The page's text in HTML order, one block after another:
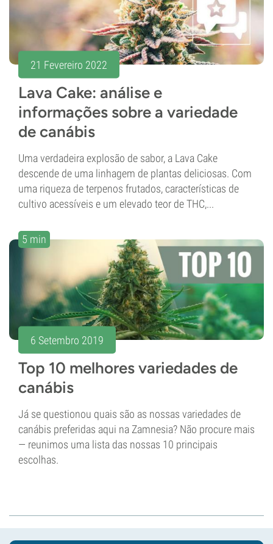
21 Fevereiro 2022
Lava Cake: análise e
informações sobre a variedade
de canábis
Uma verdadeira explosão de sabor, a Lava Cake
descende de uma linhagem de plantas deliciosas. Com
uma riqueza de terpenos frutados, características de
cultivo acessíveis e um elevado teor de THC,...
5 min
6 Setembro 2019
Top 10 melhores variedades de
canábis
Já se questionou quais são as nossas variedades de
canábis preferidas aqui na Zamnesia? Não procure mais
— reunimos uma lista das nossas 10 principais
escolhas.